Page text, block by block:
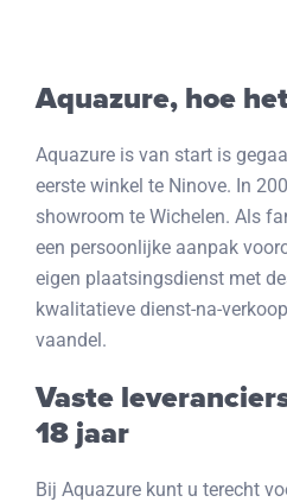
Brochure
Vraag offerte
Aquazure, hoe
Aquazure is van start is
eerste winkel te Ninove. In
showroom te Wichelen. Als
een persoonlijke aanpak
eigen plaatsingsdienst met
kwalitatieve dienst-na-
vaandel.
Vaste
18 jaar
Bij Aquazure kunt u terecht